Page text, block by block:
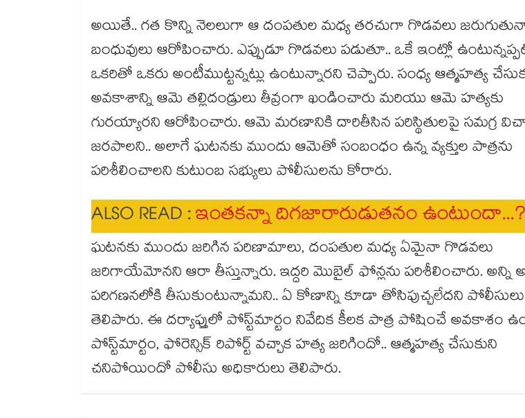
అయితే.. గత కొన్ని నెలలుగా ఆ దంపతుల మధ్య తరచుగా గొడవలు
బంధువులు ఆరోపించారు. ఎప్పుడూ గొడవలు పడుతూ.. ఒకే ఇంట్లో
ఒకరితో ఒకరు అంటీముట్టన్నట్లు ఉంటున్నారని చెప్పారు. సంధ్య ఆత్మహత్య
అవకాశాన్ని ఆమె తల్లిదండ్రులు తీవ్రంగా ఖండించారు మరియు ఆమె హత్యకు
గురయ్యారని ఆరోపించారు. ఆమె మరణానికి దారితీసిన పరిస్థితులపై సమగ్ర
జరపాలని.. అలాగే ఘటనకు ముందు ఆమెతో సంబంధం ఉన్న వ్యక్తుల పాత్రను
పరిశీలించాలని కుటుంబ సభ్యులు పోలీసులను కోరారు.
ALSO READ :ఇంతకన్నా దిగజారారుడుతనం ఉంటుందా...?
ఘటనకు ముందు జరిగిన పరిణామాలు, దంపతుల మధ్య ఏమైనా గొడవలు
జరిగాయేమోనని ఆరా తీస్తున్నారు. ఇద్దరి మొబైల్ ఫోన్లను పరిశీలించారు. అన్ని
పరిగణనలోకి తీసుకుంటున్నామని.. ఏ కోణాన్ని కూడా తోసిపుచ్చలేదని పోలీసులు
తెలిపారు. ఈ దర్యాప్తులో పోస్ట్‌మార్టం నివేదిక కీలక పాత్ర పోషించే అవకాశం
పోస్ట్‌మార్టం, ఫోరెన్సిక్ రిపోర్ట్ వచ్చాక హత్య జరిగిందో.. ఆత్మహత్య చేసుకుని
చనిపోయిందో పోలీసు అధికారులు తెలిపారు.